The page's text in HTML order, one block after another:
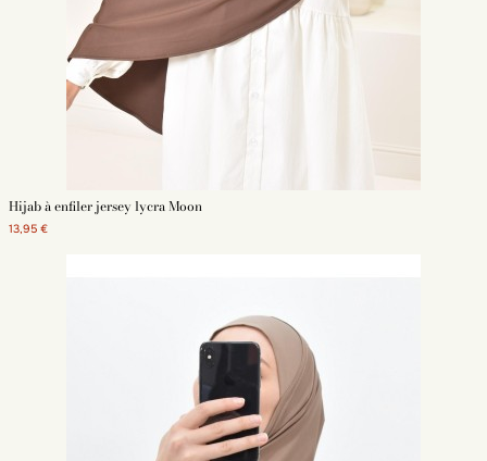
Hijab à enfiler jersey lycra Moon
13,95 €